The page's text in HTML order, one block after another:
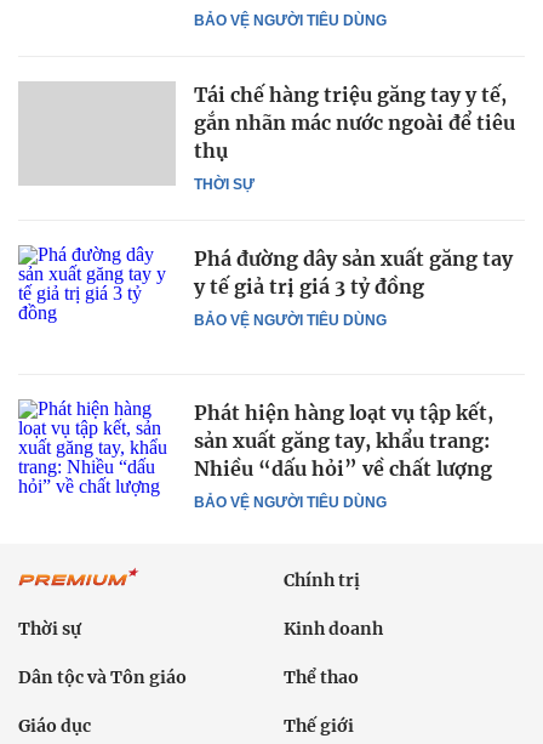
BẢO VỆ NGƯỜI TIÊU DÙNG
THỜI SỰ
Tái chế hàng triệu găng tay y tế,
gắn nhãn mác nước ngoài để tiêu
thụ
BẢO VỆ NGƯỜI TIÊU DÙNG
Phá đường dây sản xuất găng tay
y tế giả trị giá 3 tỷ đồng
BẢO VỆ NGƯỜI TIÊU DÙNG
Phát hiện hàng loạt vụ tập kết,
sản xuất găng tay, khẩu trang:
Nhiều “dấu hỏi” về chất lượng
Chính trị
Thời sự Kinh doanh
Dân tộc và Tôn giáo Thể thao
Giáo dục Thế giới